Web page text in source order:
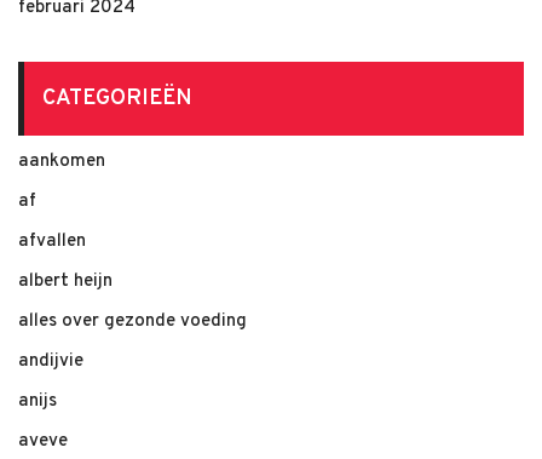
februari 2024
CATEGORIEËN
aankomen
af
afvallen
albert heijn
alles over gezonde voeding
andijvie
anijs
aveve